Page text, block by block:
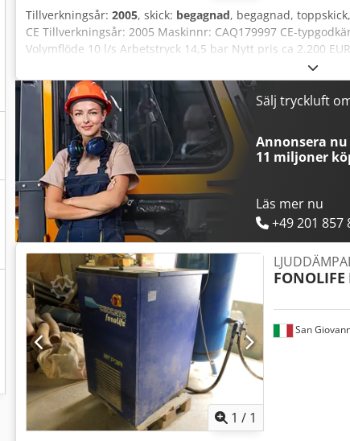
Tillverkningsår: 2005, skick: begagnad, begagnad,
CE Tillverkningsår: 2005 Maskinnr: CAQ179997 CE-
Volymflöde 10 l/s Arbetstryck 14,5 bar Nytt pris ca 2.200
kg Lagerort: 97447 Gerolzhofen, fritt lastat, utan
utan garanti eller ansvar
Sälj tryckluft
Annonsera nu
11 miljoner
Läs mer nu
+49 201 857
1 / 1
San
FONOLIFE